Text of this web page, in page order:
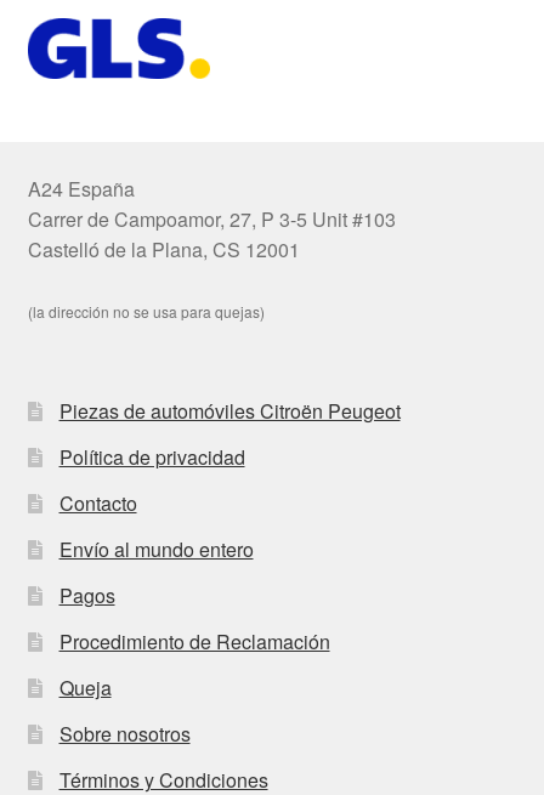
A24 España
Carrer de Campoamor, 27, P 3-5 Unit #103
Castelló de la Plana, CS 12001
(la dirección no se usa para quejas)
Piezas de automóviles Citroën Peugeot
Política de privacidad
Contacto
Envío al mundo entero
Pagos
Procedimiento de Reclamación
Queja
Sobre nosotros
Términos y Condiciones